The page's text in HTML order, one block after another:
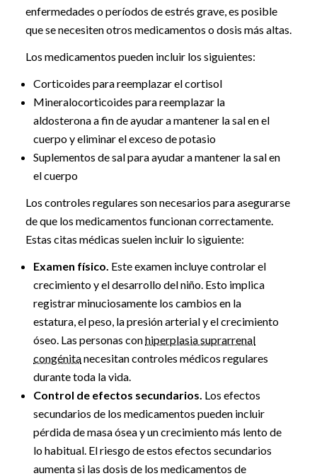
enfermedades o períodos de estrés grave, es posible
que se necesiten otros medicamentos o dosis más altas.
Los medicamentos pueden incluir los siguientes:
Corticoides para reemplazar el cortisol
Mineralocorticoides para reemplazar la
aldosterona a fin de ayudar a mantener la sal en el
cuerpo y eliminar el exceso de potasio
Suplementos de sal para ayudar a mantener la sal en
el cuerpo
Los controles regulares son necesarios para asegurarse
de que los medicamentos funcionan correctamente.
Estas citas médicas suelen incluir lo siguiente:
Examen físico. Este examen incluye controlar el
crecimiento y el desarrollo del niño. Esto implica
registrar minuciosamente los cambios en la
estatura, el peso, la presión arterial y el crecimiento
óseo. Las personas conhiperplasia suprarrenal
congénitanecesitan controles médicos regulares
durante toda la vida.
Control de efectos secundarios. Los efectos
secundarios de los medicamentos pueden incluir
pérdida de masa ósea y un crecimiento más lento de
lo habitual. El riesgo de estos efectos secundarios
aumenta si las dosis de los medicamentos de